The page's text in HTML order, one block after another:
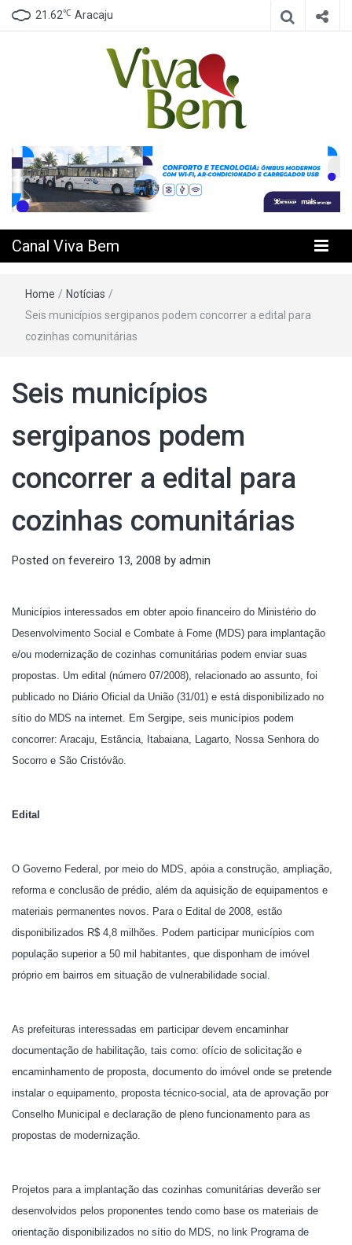
21.62℃ Aracaju
Canal Viva
Bem
Canal Viva Bem
Home / Notícias /
Seis municípios sergipanos podem concorrer a edital para
cozinhas comunitárias
Seis municípios
sergipanos podem
concorrer a edital para
cozinhas comunitárias
Posted on fevereiro 13, 2008 by admin
Municípios interessados em obter apoio financeiro do Ministério do
Desenvolvimento Social e Combate à Fome (MDS) para implantação
e/ou modernização de cozinhas comunitárias podem enviar suas
propostas. Um edital (número 07/2008), relacionado ao assunto, foi
publicado no Diário Oficial da União (31/01) e está disponibilizado no
sítio do MDS na internet. Em Sergipe, seis municípios podem
concorrer: Aracaju, Estância, Itabaiana, Lagarto, Nossa Senhora do
Socorro e São Cristóvão.
Edital
O Governo Federal, por meio do MDS, apóia a construção, ampliação,
reforma e conclusão de prédio, além da aquisição de equipamentos e
materiais permanentes novos. Para o Edital de 2008, estão
disponibilizados R$ 4,8 milhões. Podem participar municípios com
população superior a 50 mil habitantes, que disponham de imóvel
próprio em bairros em situação de vulnerabilidade social.
As prefeituras interessadas em participar devem encaminhar
documentação de habilitação, tais como: ofício de solicitação e
encaminhamento de proposta, documento do imóvel onde se pretende
instalar o equipamento, proposta técnico-social, ata de aprovação por
Conselho Municipal e declaração de pleno funcionamento para as
propostas de modernização.
Projetos para a implantação das cozinhas comunitárias deverão ser
desenvolvidos pelos proponentes tendo como base os materiais de
orientação disponibilizados no sítio do MDS, no link Programa de